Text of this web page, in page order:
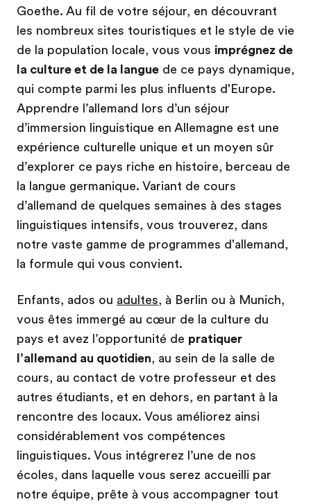
Goethe. Au fil de votre séjour, en découvrant
les nombreux sites touristiques et le style de vie
de la population locale, vous vous imprégnez de
la culture et de la langue de ce pays dynamique,
qui compte parmi les plus influents d'Europe.
Apprendre l’allemand lors d’un séjour
d’immersion linguistique en Allemagne est une
expérience culturelle unique et un moyen sûr
d’explorer ce pays riche en histoire, berceau de
la langue germanique. Variant de cours
d’allemand de quelques semaines à des stages
linguistiques intensifs, vous trouverez, dans
notre vaste gamme de programmes d'allemand,
la formule qui vous convient.
Enfants, ados ou adultes, à Berlin ou à Munich,
vous êtes immergé au cœur de la culture du
pays et avez l’opportunité de pratiquer
l’allemand au quotidien, au sein de la salle de
cours, au contact de votre professeur et des
autres étudiants, et en dehors, en partant à la
rencontre des locaux. Vous améliorez ainsi
considérablement vos compétences
linguistiques. Vous intégrerez l’une de nos
écoles, dans laquelle vous serez accueilli par
notre équipe, prête à vous accompagner tout